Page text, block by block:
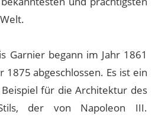
Garnier begann im Jahr 1861
1875 abgeschlossen. Es ist ein
für die Architektur des
Stils, der von Napoleon III.